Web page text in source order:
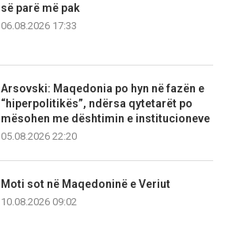
së parë më pak
06.08.2026 17:33
Arsovski: Maqedonia po hyn në fazën e
“hiperpolitikës”, ndërsa qytetarët po
mësohen me dështimin e institucioneve
05.08.2026 22:20
Moti sot në Maqedoninë e Veriut
10.08.2026 09:02